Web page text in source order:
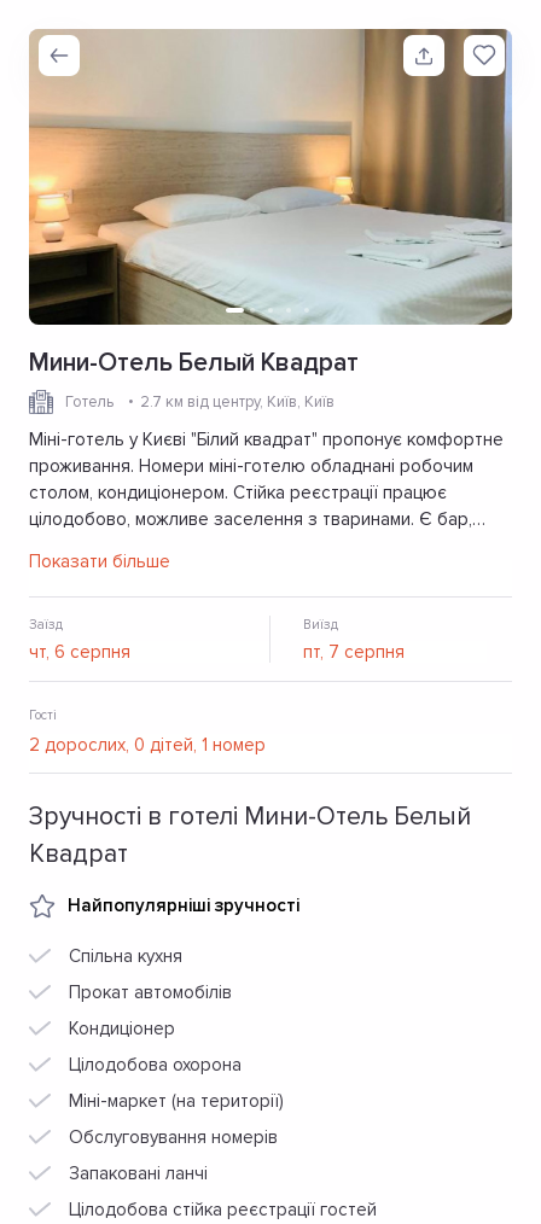
Мини-Отель Белый Квадрат
Готель 2.7 км від центру, Київ, Київ
Міні-готель у Києві "Білий квадрат" пропонує комфортне
проживання. Номери міні-готелю обладнані робочим
столом, кондиціонером. Стійка реєстрації працює
цілодобово, можливе заселення з тваринами. Є бар,
Показати більше
Заїзд Виїзд
Гості
Зручності в готелі Мини-Отель Белый
Квадрат
Найпопулярніші зручності
Спільна кухня
Прокат автомобілів
Кондиціонер
Цілодобова охорона
Міні-маркет (на території)
Обслуговування номерів
Запаковані ланчі
Цілодобова стійка реєстрації гостей